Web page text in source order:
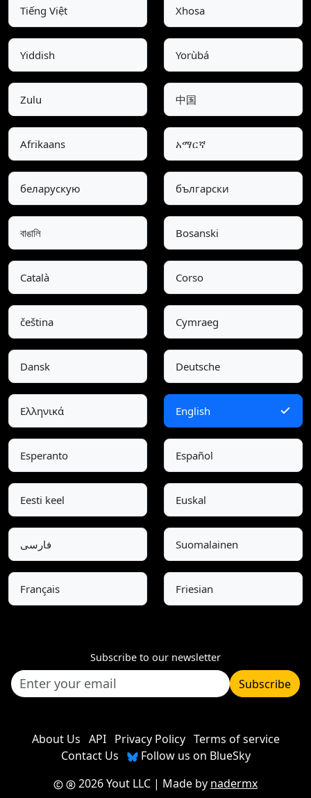
Tiếng Việt Xhosa
Yiddish Yorùbá
Zulu 中国
Afrikaans አማርኛ
беларускую български
বাঙালি Bosanski
Català Corso
čeština Cymraeg
Dansk Deutsche
Ελληνικά English
Esperanto Español
Eesti keel Euskal
فارسی Suomalainen
Français Friesian
Subscribe to our newsletter
Subscribe
About Us API Privacy Policy Terms of service
Contact Us
Follow us on BlueSky
2026 Yout LLC | Made by nadermx